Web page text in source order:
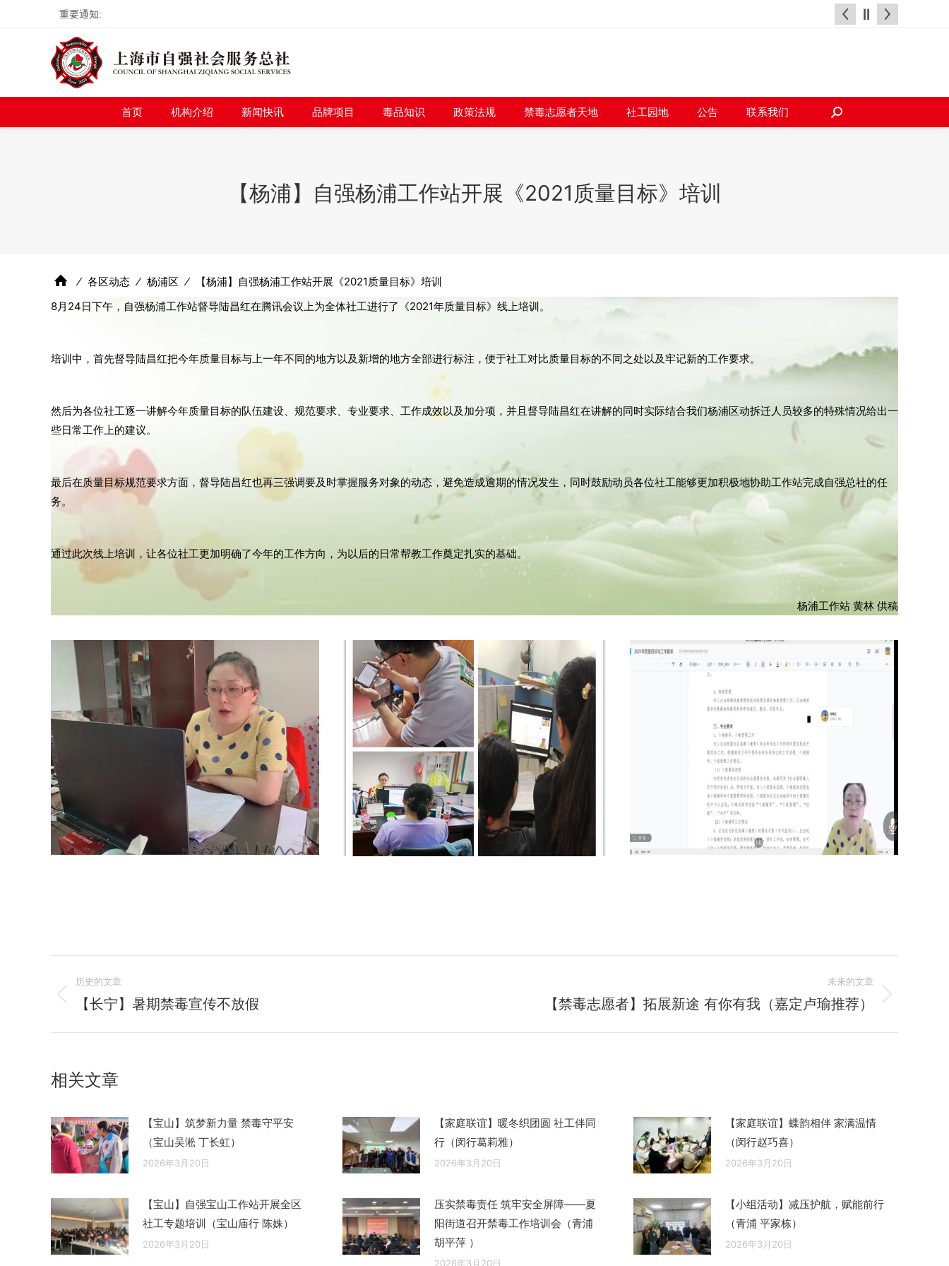
重要通知:
首页 机构介绍 新闻快讯 品牌项目 毒品知识 政策法规 禁毒志愿者天地 社工园地 公告 联系我们
搜
【杨浦】自强杨浦工作站开展《2021质量目标》培训
⁄ 各区动态 ⁄ 杨浦区 ⁄
【杨浦】自强杨浦工作站开展《2021质量目标》培训
8月24日下午，自强杨浦工作站督导陆昌红在腾讯会议上为全体社工进行了《2021年质量目标》线上培训。
培训中，首先督导陆昌红把今年质量目标与上一年不同的地方以及新增的地方全部进行标注，便于社工对比质量目标的不同之处以及牢记新的工作要求。
然后为各位社工逐一讲解今年质量目标的队伍建设、规范要求、专业要求、工作成效以及加分项，并且督导陆昌红在讲解的同时实际结合我们杨浦区动拆迁人员较多的特殊情况给出一
些日常工作上的建议。
最后在质量目标规范要求方面，督导陆昌红也再三强调要及时掌握服务对象的动态，避免造成逾期的情况发生，同时鼓励动员各位社工能够更加积极地协助工作站完成自强总社的任
务。
通过此次线上培训，让各位社工更加明确了今年的工作方向，为以后的日常帮教工作奠定扎实的基础。
杨浦工作站 黄林 供稿
章
导
历史的文章
历
章：
【长宁】暑期禁毒宣传不放假
未来的文章
【禁毒志愿者】拓展新途 有你有我（嘉定卢瑜推荐）
相关文章
【宝山】筑梦新力量 禁毒守平安
（宝山吴淞 丁长虹）
2026年3月20日
【家庭联谊】暖冬织团圆 社工伴同
行（闵行葛莉雅）
2026年3月20日
【家庭联谊】蝶韵相伴 家满温情
（闵行赵巧喜）
2026年3月20日
【宝山】自强宝山工作站开展全区
社工专题培训（宝山庙行 陈姝）
2026年3月20日
压实禁毒责任 筑牢安全屏障——夏
阳街道召开禁毒工作培训会（青浦
胡平萍 ）
2026年3月20日
【小组活动】减压护航，赋能前行
（青浦 平家栋）
2026年3月20日
首页 机构介绍 新闻快讯 品牌项目 毒品知识 政策法规 禁毒志愿者天地 社工园地 公告 联系我们
搜